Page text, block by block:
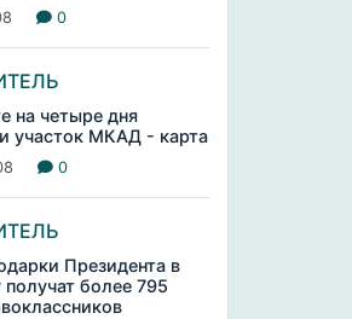
0
на четыре дня
участок МКАД - карта
0
Президента в
более 795